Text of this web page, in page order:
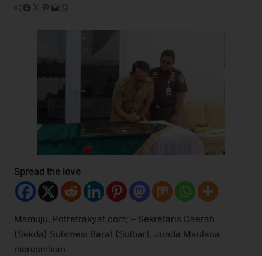
Facebook Twitter Pinterest Mail WhatsApp
Spread the love
Mamuju, Potretrakyat.com; – Sekretaris Daerah
(Sekda) Sulawesi Barat (Sulbar), Junda Maulana
meresmikan